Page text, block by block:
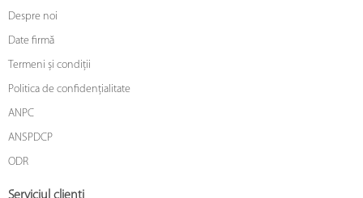
Despre noi
Date firmă
Termeni și condiții
Politica de confidențialitate
ANPC
ANSPDCP
ODR
Serviciul clienți